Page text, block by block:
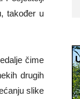
također u
čime
drugih
slike